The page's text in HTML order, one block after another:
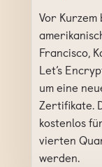
Vor Kurzem
Francisco,
Let’s
um eine
Zertifikate.
kostenlos
vierten
werden.